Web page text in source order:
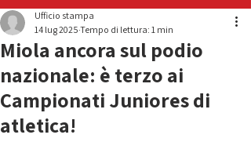
Miola ancora sul podio
nazionale: è terzo ai
Campionati Juniores di
atletica!
Ufficio stampa
14 lug 2025 Tempo di lettura: 1 min